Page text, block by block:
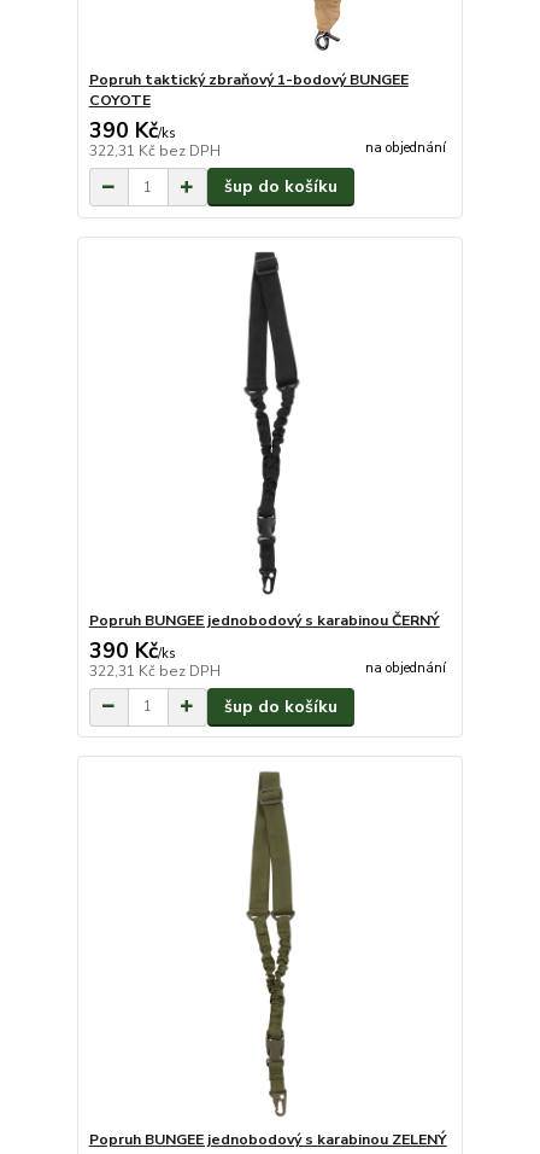
Popruh taktický zbraňový 1-bodový BUNGEE
COYOTE
390 Kč/ks
322,31 Kč bez DPH na objednání
šup do košíku
Popruh BUNGEE jednobodový s karabinou ČERNÝ
390 Kč/ks
322,31 Kč bez DPH na objednání
šup do košíku
Popruh BUNGEE jednobodový s karabinou ZELENÝ